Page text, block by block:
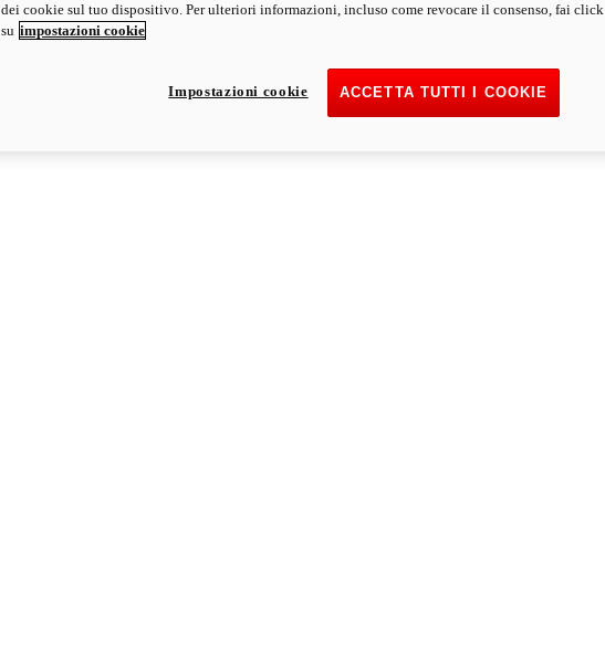
dei cookie sul tuo dispositivo. Per ulteriori informazioni, incluso come revocare il consenso, fai click
su impostazioni cookie
ACCETTA TUTTI I COOKIE
Impostazioni cookie